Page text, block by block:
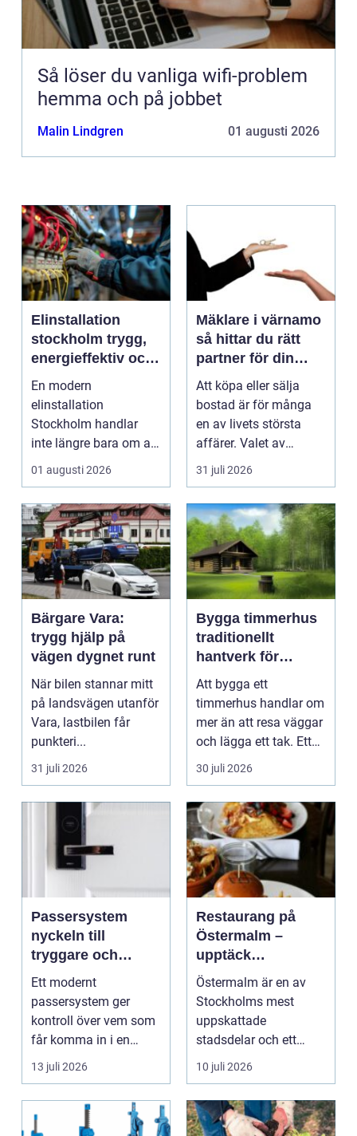
Så löser du vanliga wifi-problem
hemma och på jobbet
Malin Lindgren 01 augusti 2026
Elinstallation
stockholm trygg,
energieffektiv och
framtidssäker el i
företagslokaler
En modern
elinstallation
Stockholm handlar
inte längre bara om att
få belysning och uttag
på rätt pl...
01 augusti 2026
Mäklare i värnamo
så hittar du rätt
partner för din
bostadsaffär
Att köpa eller sälja
bostad är för många
en av livets största
affärer. Valet av
mäklare Värnamo
påve...
31 juli 2026
Bärgare Vara:
trygg hjälp på
vägen dygnet runt
När bilen stannar mitt
på landsvägen utanför
Vara, lastbilen får
punkteri...
31 juli 2026
Bygga timmerhus
traditionellt
hantverk för
moderna behov
Att bygga ett
timmerhus handlar om
mer än att resa väggar
och lägga ett tak. Ett
timmerhus är ett lå...
30 juli 2026
Passersystem
nyckeln till
tryggare och
smidigare tillträde
Ett modernt
passersystem ger
kontroll över vem som
får komma in i en
byggnad, när de får
komma in oc...
13 juli 2026
Restaurang på
Östermalm –
upptäck
matupplevelser i
en av Stockholms
mest attraktiva
stadsdelar
Östermalm är en av
Stockholms mest
uppskattade
stadsdelar och ett
självklart val f&ou...
10 juli 2026